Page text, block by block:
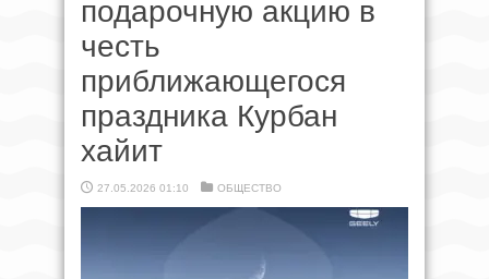
подарочную акцию в
честь
приближающегося
праздника Курбан
хайит
27.05.2026 01:10 ОБЩЕСТВО